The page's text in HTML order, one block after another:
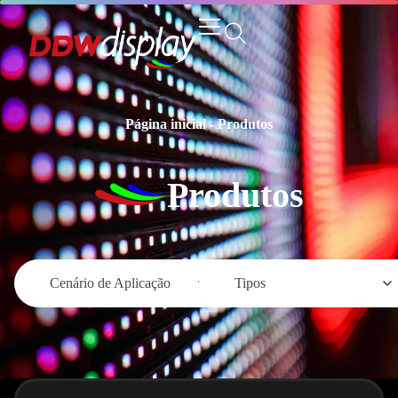
Página inicial-Produtos
Produtos
Cenário de Aplicação Tipos